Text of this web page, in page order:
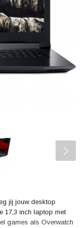
jij jouw desktop
17,3 inch laptop met
games als Overwatch